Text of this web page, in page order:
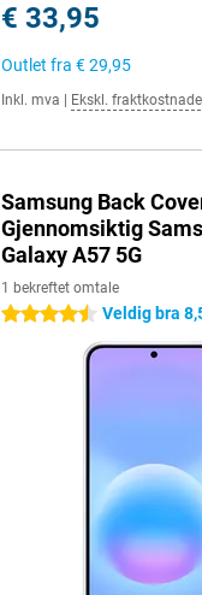
€ 33,95
Outlet fra€ 29,95
Inkl. mva Ekskl.
Samsung Back
Gjennomsiktig
Galaxy A57 5G
1 bekreftet omtale
4.5 stjerner Veldig bra